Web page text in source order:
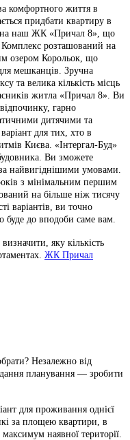
комфортного життя в
придбати квартиру в
на наш ЖК «Причал 8», що
Комплекс розташований на
озером Корольок, що
мешканців. Зручна
та велика кількість місць
житла «Причал 8». Ви
гарно
дитячими та
для тих, хто в
Києва. «Інтергал-Буд»
Ви зможете
найвигіднішими умовами.
з мінімальним першим
на більше ніж тисячу
варіантів, ви точно
до вподоби саме вам.
яку кількість
ЖК Причал
Незалежно від
планування — зробити
для проживання однієї
за площею квартири, в
наявної території.